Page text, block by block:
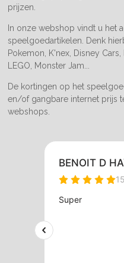
prijzen.
In onze webshop vindt u het
speelgoedartikelen. Denk
Pokemon, K'nex, Disney Cars,
LEGO, Monster Jam...
De kortingen op het
en/of gangbare internet prijs
webshops.